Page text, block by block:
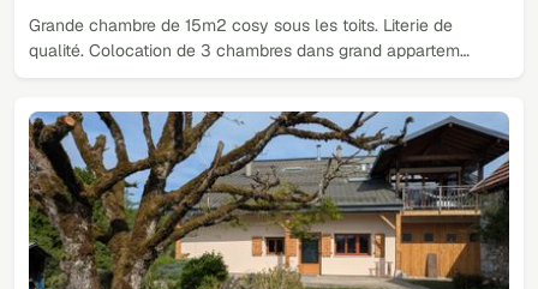
Grande chambre de 15m2 cosy sous les toits. Literie de
qualité. Colocation de 3 chambres dans grand appartem…